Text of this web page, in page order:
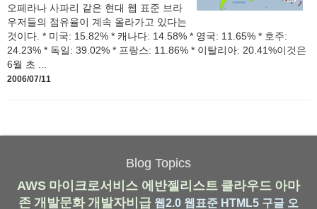
오페라나 사파리 같은 현대 웹 표준 브라
우저들의 점유율이 계속 올라가고 있다는
것이다. * 미국: 15.82% * 캐나다: 14.58% * 영국: 11.65% * 호주:
24.23% * 독일: 39.02% * 프랑스: 11.86% * 이탈리아: 20.41%이것은
6월 초 ...
2006/07/11
Blog Topics
AWS 마이크로서비스 에반젤리스트 클라우드 아마
존 개발문화 개발자비급 웹2.0 웹표준 HTML5 구글 오